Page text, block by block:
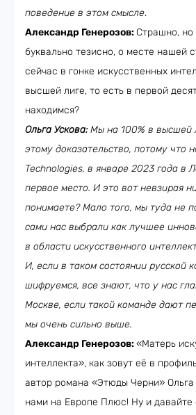
поведение в этом смысле.
Александр Генерозов: Страшно, но
буквально тезисно, о месте нашей
сейчас в гонке искусственных
высшей лиге, то есть в первой
находимся?
Ольга Ускова:Мы на 100% в высшей
этому доказательство, потому что
Technologies, в январе 2023 года в
первое место. И это вот невзирая
понимаете? Мало того, мы туда не
сами нас выбрали как лучшее
в области искусственного
И, если в таком состоянии русской
шифруемся, все знают, что у нас
Москве, если такой команде дают
мы очень сильно выше.
Александр Генерозов:«Матерь
интеллекта», как зовут её в
автор романа «Этюды Черни» Ольга
нами на Европе Плюс! Ну и давайте